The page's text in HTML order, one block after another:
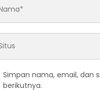
Simpan nama, email, dan
berikutnya.